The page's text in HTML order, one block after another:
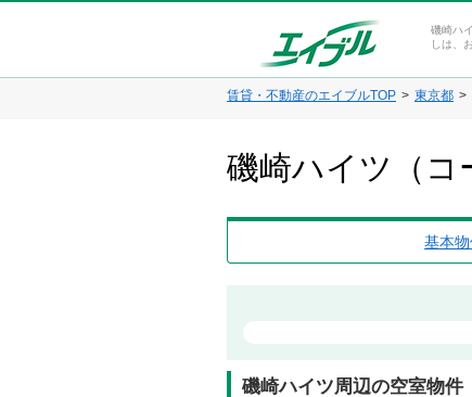
磯崎ハ
しは、
賃貸・不動産のエイブルTOP 東京都
磯崎ハイツ（コ
基本
磯崎ハイツ周辺の空室物件